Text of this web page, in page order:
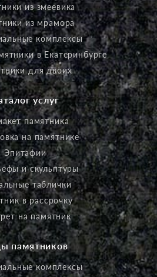
из змеевика
из мрамора
комплексы
в Екатеринбурге
для двоих
услуг
памятника
на памятнике
Эпитафии
и скульптуры
таблички
в рассрочку
на памятник
памятников
комплексы